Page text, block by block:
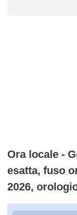
Ora locale -
esatta, fuso
2026,